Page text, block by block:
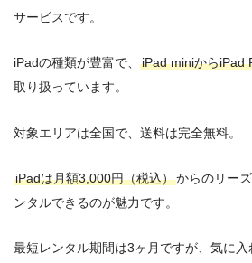
サービスです。
iPadの種類が豊富で、 iPad miniからiPad
取り扱っています。
対象エリアは全国で、送料は完全無料。
iPadは月額3,000円（税込）からのリー
ンタルできるのが魅力です。
最短レンタル期間は3ヶ月ですが、気に